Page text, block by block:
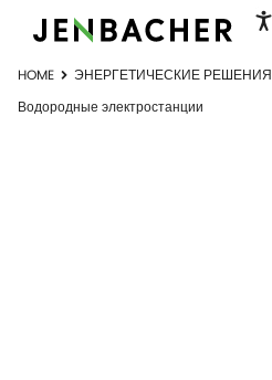
HOME ЭНЕРГЕТИЧЕСКИЕ РЕШЕНИЯ
Водородные электростанции